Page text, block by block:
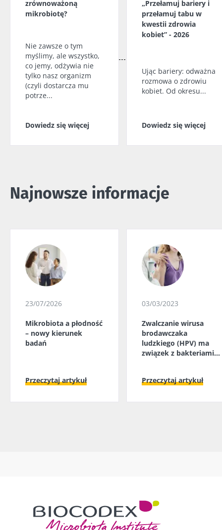
zrównoważoną
mikrobiotę?
Nie zawsze o tym
myślimy, ale wszystko,
co jemy, odżywia nie
tylko nasz organizm
(czyli dostarcza mu
potrze...
Dowiedz się więcej
„Przełamuj bariery i
przełamuj tabu w
kwestii zdrowia
kobiet” - 2026
Ując bariery: odważna
rozmowa o zdrowiu
kobiet. Od okresu...
Dowiedz się więcej
Najnowsze informacje
23/07/2026
Mikrobiota a płodność
– nowy kierunek
badań
Przeczytaj artykuł
03/03/2023
Zwalczanie wirusa
brodawczaka
ludzkiego (HPV) ma
związek z bakteriami
Przeczytaj artykuł
* Pole obowiązkowe
Kefir –
mikrobioty?
Lekko musujący,
kwaskowaty i
naturalnie
bogaty w żywe
popularności
Jogurty –
wspaniali
sprzymierzeńcy
Jogurt, serek
czy skyr –
są dobre dla
prawie stu ...
a